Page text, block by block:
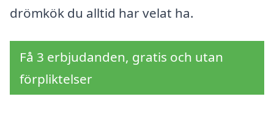
drömkök du alltid har velat ha.
Få 3 erbjudanden, gratis och utan
förpliktelser